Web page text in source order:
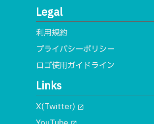
Legal
利用規約
プライバシーポリシー
ロゴ使用ガイドライン
Links
X(Twitter) open_in_new